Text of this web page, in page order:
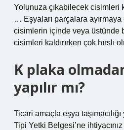
Yolunuza çıkabilecek cisimleri
… Eşyaları parçalara
cisimlerin içinde veya üstünde
cisimleri kaldırırken çok hırslı
K plaka
yapılır mı?
Ticari amaçla eşya
Tipi Yetki Belgesi’ne